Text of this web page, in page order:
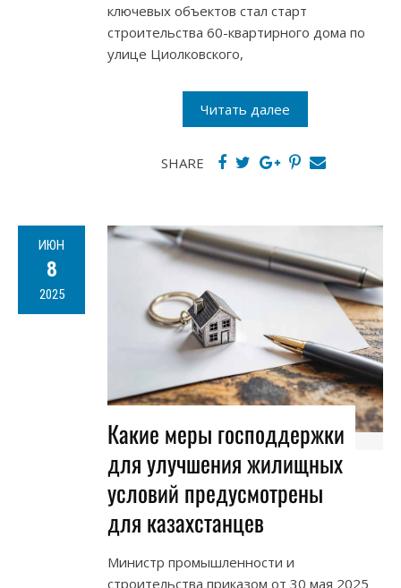
ключевых объектов стал старт
строительства 60-квартирного дома по
улице Циолковского,
Читать далее
SHARE
ИЮН
8
2025
Какие меры господдержки
для улучшения жилищных
условий предусмотрены
для казахстанцев
Министр промышленности и
строительства приказом от 30 мая 2025